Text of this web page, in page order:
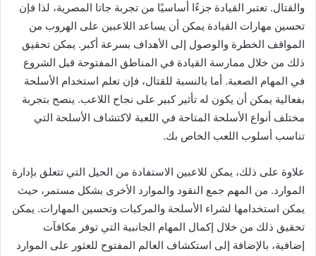
والقتال. تعتبر القيادة جزءًا أساسيًا من تجربة جاتا المصرية، لذا فإن
تحسين مهارات القيادة يمكن أن يساعد اللاعبين على الهروب من
المواقف الخطرة والوصول إلى الأهداف بسرعة أكبر. يمكن تحقيق
ذلك من خلال ممارسة القيادة في المناطق المفتوحة قبل الشروع
في المهام الصعبة. أما بالنسبة للقتال، فإن تعلم استخدام الأسلحة
بفعالية يمكن أن يكون له تأثير كبير على نجاح اللاعب. ينصح بتجربة
مختلف أنواع الأسلحة المتاحة في اللعبة لاكتشاف الأسلحة التي
تناسب أسلوب اللعب الخاص بك.
علاوة على ذلك، يمكن للاعبين الاستفادة من الحيل التي تتعلق بإدارة
الموارد. من المهم جمع النقود والموارد الأخرى بشكل مستمر، حيث
يمكن استخدامها لشراء الأسلحة والمركبات وتحسين المهارات. يمكن
تحقيق ذلك من خلال إكمال المهام الجانبية التي توفر مكافآت
إضافية، بالإضافة إلى استكشاف العالم المفتوح للعثور على الموارد